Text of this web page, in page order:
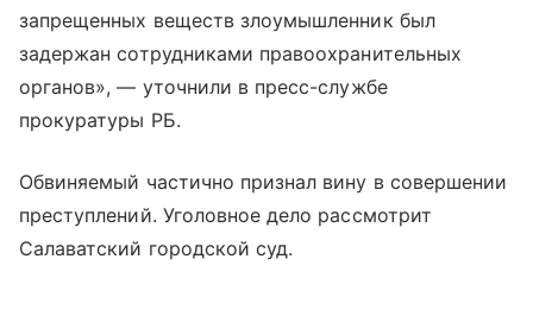
запрещенных веществ злоумышленник был
задержан сотрудниками правоохранительных
органов», — уточнили в пресс-службе
прокуратуры РБ.
Обвиняемый частично признал вину в совершении
преступлений. Уголовное дело рассмотрит
Салаватский городской суд.